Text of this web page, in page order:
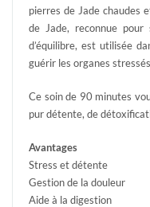
pierres de Jade chaudes
de Jade, reconnue pour
d’équilibre, est utilisée
guérir les organes
Ce soin de 90 minutes
pur détente, de
Avantages
Stress et détente
Gestion de la douleur
Aide à la digestion